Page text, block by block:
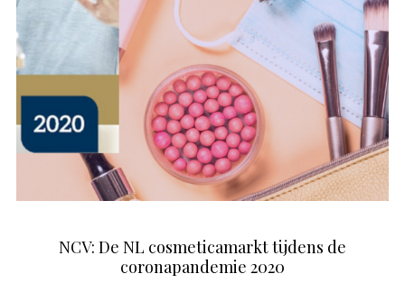
NCV: De NL cosmeticamarkt tijdens de
coronapandemie 2020